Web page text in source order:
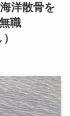
洋散骨を​
職